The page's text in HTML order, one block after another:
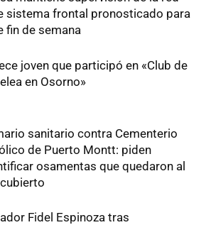
sistema frontal pronosticado para
fin de semana
joven que participó en «Club de
en Osorno»
sanitario contra Cementerio
de Puerto Montt: piden
osamentas que quedaron al
Fidel Espinoza tras